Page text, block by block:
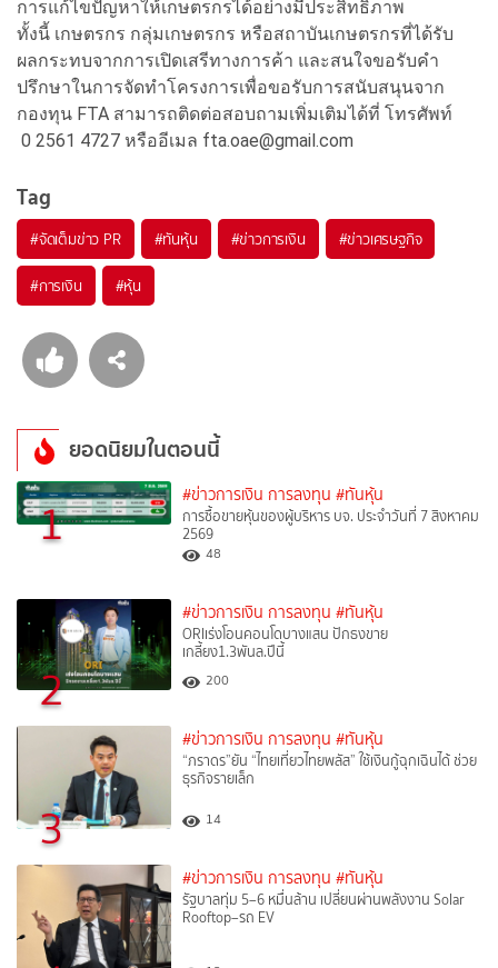
การแก้ไขปัญหาให้เกษตรกรได้อย่างมีประสิทธิภาพ
ทั้งนี้ เกษตรกร กลุ่มเกษตรกร หรือสถาบันเกษตรกรที่ได้รับ
ผลกระทบจากการเปิดเสรีทางการค้า และสนใจขอรับคำ
ปรึกษาในการจัดทำโครงการเพื่อขอรับการสนับสนุนจาก
กองทุน FTA สามารถติดต่อสอบถามเพิ่มเติมได้ที่ โทรศัพท์
0 2561 4727 หรืออีเมล fta.oae@gmail.com
Tag
#จัดเต็มข่าว PR #ทันหุ้น #ข่าวการเงิน #ข่าวเศรษฐกิจ
#การเงิน #หุ้น
ยอดนิยมในตอนนี้
1 #ข่าวการเงิน การลงทุน #ทันหุ้น
การซื้อขายหุ้นของผู้บริหาร บจ. ประจำวันที่ 7 สิงหาคม
2569
48
2
#ข่าวการเงิน การลงทุน #ทันหุ้น
ORIเร่งโอนคอนโดบางแสน ปักธงขาย
เกลี้ยง1.3พันล.ปีนี้
200
3
#ข่าวการเงิน การลงทุน #ทันหุ้น
“ภราดร”ยัน “ไทยเที่ยวไทยพลัส” ใช้เงินกู้ฉุกเฉินได้ ช่วย
ธุรกิจรายเล็ก
14
#ข่าวการเงิน การลงทุน #ทันหุ้น
รัฐบาลทุ่ม 5–6 หมื่นล้าน เปลี่ยนผ่านพลังงาน Solar
Rooftop–รถ EV